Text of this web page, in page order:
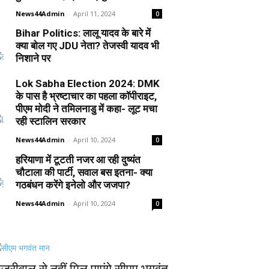
News44Admin - April 11, 2024 0
Bihar Politics: लालू यादव के बारे में
क्या बोल गए JDU नेता? तेजस्वी यादव भी
निशाने पर
Lok Sabha Election 2024: DMK
के पास है भ्रष्टाचार का पहला कॉपीराइट,
पीएम मोदी ने तमिलनाडु में कहा- लूट मचा
रही स्टालिन सरकार
News44Admin - April 10, 2024 0
हरियाणा में टूटती नजर आ रही दुष्यंत
चौटाला की पार्टी, सवाल बस इतना- क्या
गठबंधन करेंगे इनेलो और जजपा?
News44Admin - April 10, 2024 0